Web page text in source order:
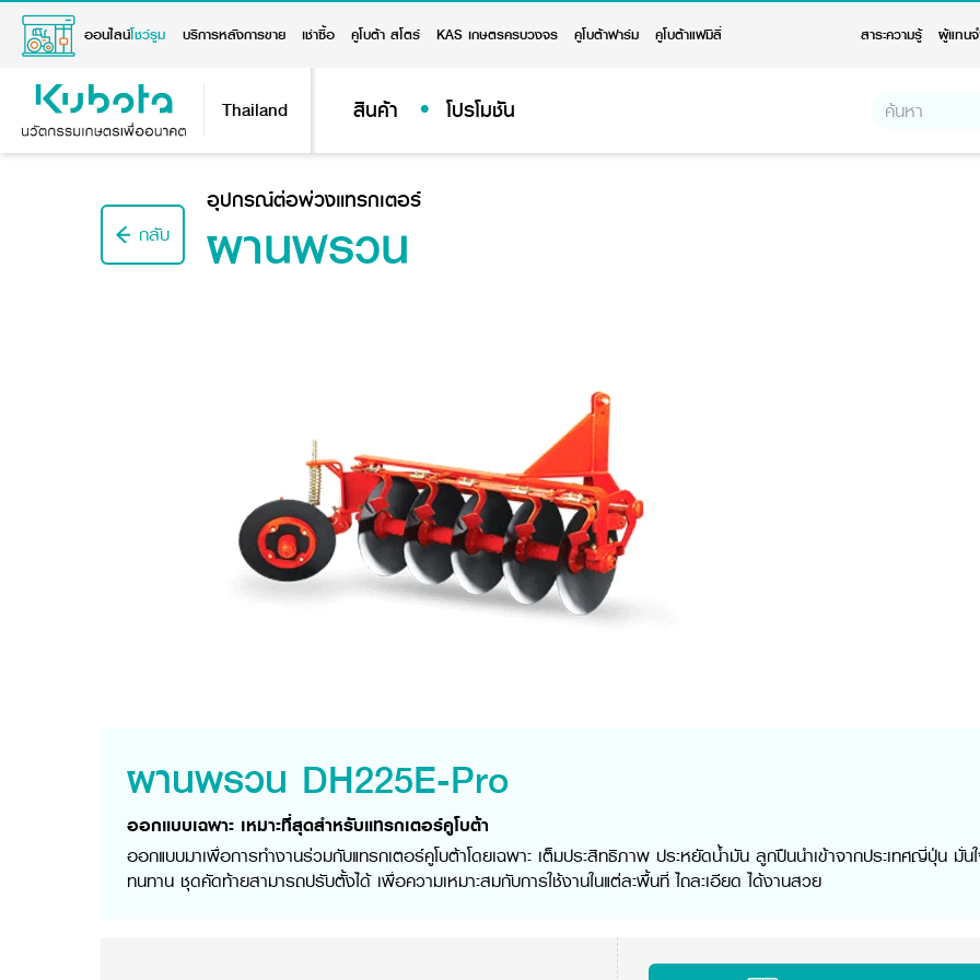
ออนไลน์โชว์รูม บริการหลังการขาย เช่าซื้อ คูโบต้า สโตร์ KAS เกษตรครบวงจร คูโบต้าฟาร์ม คูโบต้าแฟมิลี่ สาระความรู้ ผู้แทน
Thailand สินค้า โปรโมชัน
กลับ
อุปกรณ์ต่อพ่วงแทรกเตอร์
ผานพรวน
ผานพรวน DH225E-Pro
ออกแบบเฉพาะ เหมาะที่สุดสำหรับแทรกเตอร์คูโบต้า
ออกแบบมาเพื่อการทำงานร่วมกับแทรกเตอร์คูโบต้าโดยเฉพาะ เต็มประสิทธิภาพ ประหยัดน้ำมัน ลูกปืนนำเข้าจากประเทศญี่ปุ่น มั่นใ
ทนทาน ชุดคัดท้ายสามารถปรับตั้งได้ เพื่อความเหมาะสมกับการใช้งานในแต่ละพื้นที่ ไถละเอียด ได้งานสวย​